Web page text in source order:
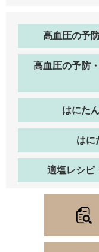
高血圧の予
高血圧の予防
はにた
はに
適塩レシピ